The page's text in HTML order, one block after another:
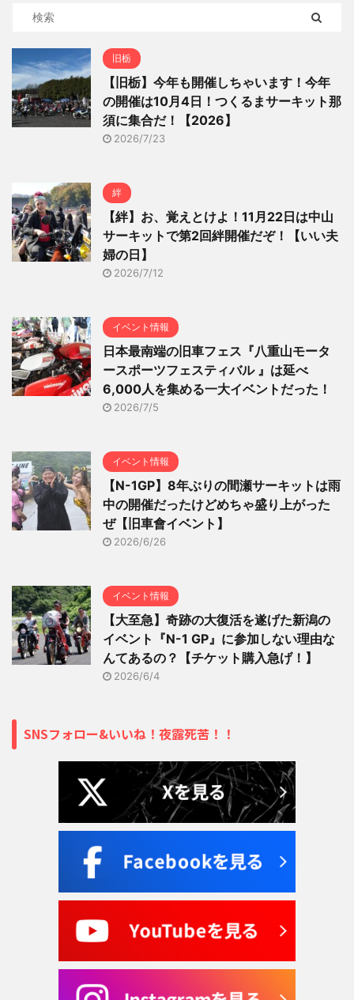
旧栃
【旧栃】今年も開催しちゃいます！今年
の開催は10月4日！つくるまサーキット那
須に集合だ！【2026】
2026/7/23
絆
【絆】お、覚えとけよ！11月22日は中山
サーキットで第2回絆開催だぞ！【いい夫
婦の日】
2026/7/12
イベント情報
日本最南端の旧車フェス『八重山モータ
ースポーツフェスティバル 』は延べ
6,000人を集める一大イベントだった！
2026/7/5
イベント情報
【N-1GP】8年ぶりの間瀬サーキットは雨
中の開催だったけどめちゃ盛り上がった
ぜ【旧車會イベント】
2026/6/26
イベント情報
【大至急】奇跡の大復活を遂げた新潟の
イベント『N-1 GP』に参加しない理由な
んてあるの？【チケット購入急げ！】
2026/6/4
SNSフォロー&いいね！夜露死苦！！